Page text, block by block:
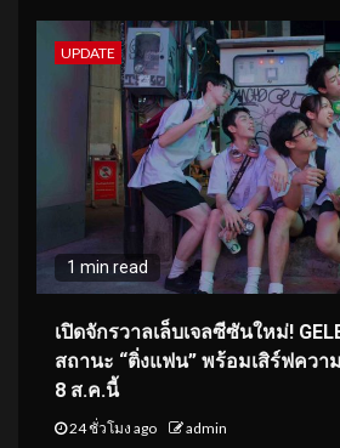
UPDATE
1 min read
เปิดจักรวาลเล็บเจลซีซันใหม่!
สถานะ “ติ่งแฟน” พร้อมเสิร์ฟคว
8 ส.ค.นี้
24 ชั่วโมง ago admin